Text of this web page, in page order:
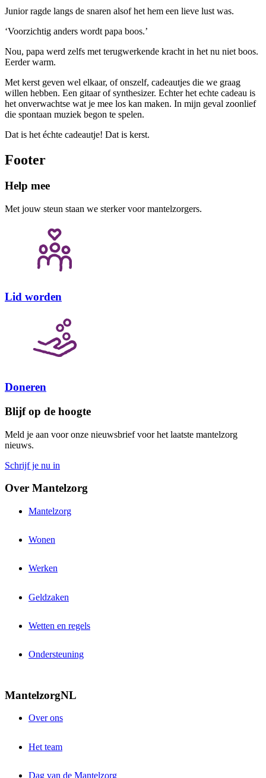
Junior ragde langs de snaren alsof het hem een lieve lust was.
‘Voorzichtig anders wordt papa boos.’
Nou, papa werd zelfs met terugwerkende kracht in het nu niet boos.
Eerder warm.
Met kerst geven wel elkaar, of onszelf, cadeautjes die we graag
willen hebben. Een gitaar of synthesizer. Echter het echte cadeau is
het onverwachtse wat je mee los kan maken. In mijn geval zoonlief
die spontaan muziek begon te spelen.
Dat is het échte cadeautje! Dat is kerst.
Footer
Help mee
Met jouw steun staan we sterker voor mantelzorgers.
Lid worden
Doneren
Blijf op de hoogte
Meld je aan voor onze nieuwsbrief voor het laatste mantelzorg
nieuws.
Schrijf je nu in
Over Mantelzorg
Mantelzorg
Wonen
Werken
Geldzaken
Wetten en regels
Ondersteuning
MantelzorgNL
Over ons
Het team
Dag van de Mantelzorg